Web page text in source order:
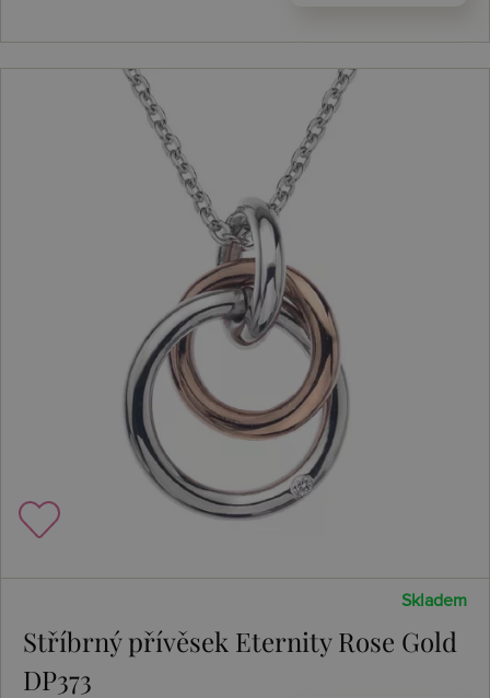
Skladem
Stříbrný přívěsek Eternity Rose Gold
DP373